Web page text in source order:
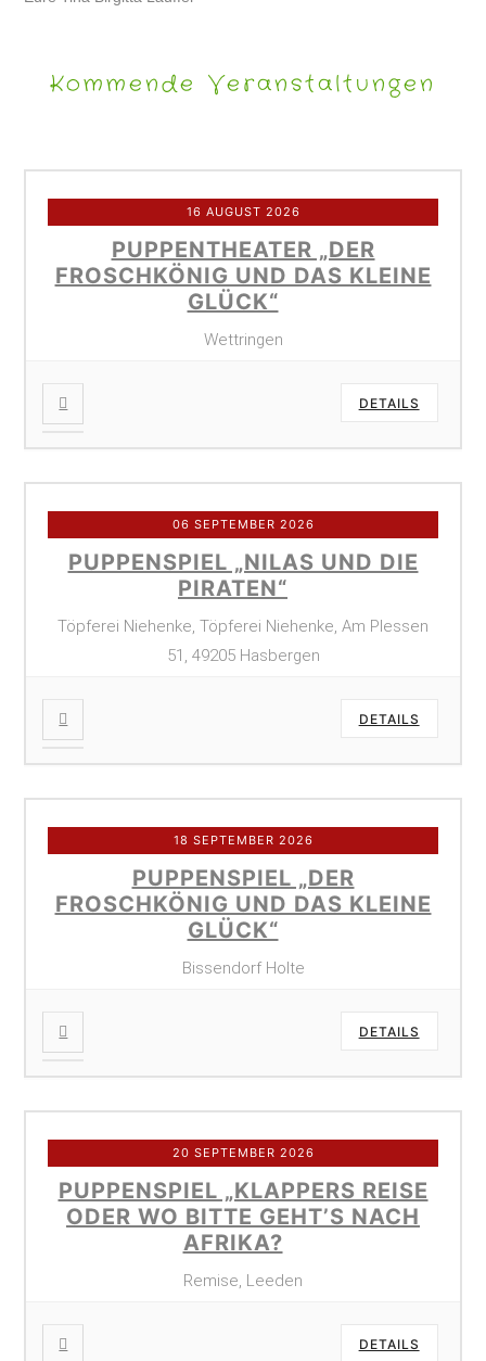
Kommende Veranstaltungen
16 AUGUST 2026
PUPPENTHEATER „DER
FROSCHKÖNIG UND DAS KLEINE
GLÜCK“
Wettringen
DETAILS
06 SEPTEMBER 2026
PUPPENSPIEL „NILAS UND DIE
PIRATEN“
Töpferei Niehenke, Töpferei Niehenke, Am Plessen
51, 49205 Hasbergen
DETAILS
18 SEPTEMBER 2026
PUPPENSPIEL „DER
FROSCHKÖNIG UND DAS KLEINE
GLÜCK“
Bissendorf Holte
DETAILS
20 SEPTEMBER 2026
PUPPENSPIEL „KLAPPERS REISE
ODER WO BITTE GEHT’S NACH
AFRIKA?
Remise, Leeden
DETAILS